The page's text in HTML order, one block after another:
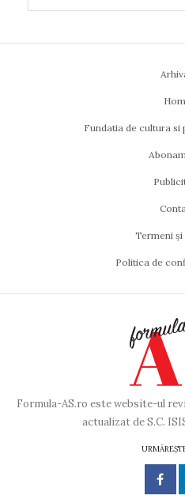
Fundatia de cultura si
Termeni
Politica de
Formula-AS.ro este website-ul
actualizat de S.C.